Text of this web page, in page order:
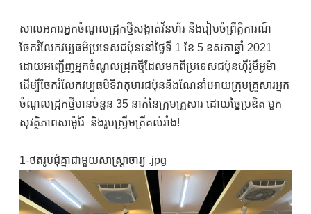
សាលអគារអ្នកចំណូលដ្រុកថ្មីសង្កាត់វ័នហ័រ នឹងរៀបចំព្រឹត្តិការណ៍
ចែករំលែកវប្បធម៌ប្រទេសជប៉ុននៅថ្ងៃទី 1 ខែ 5 ឧសភាឆ្នាំ 2021
ដោយអញ្ជើញអ្នកចំណូលដ្រុកថ្មីដែលមកពីប្រទេសជប៉ុនហ៊ីរ៉ូមីអូម៉ា
ដើម្បីចែករំលែកវប្បធម៌ទិវាកុមារជប៉ុននិងណែនាំអោយក្រុមគ្រួសារអ្នក
ចំណូលដ្រុកថ្មីមានចំនួន 35 នាក់នៃក្រុមគ្រួសារ ដោយច្នៃប្រឌិត មួក
សុវត្ថិភាពសាម៉ូរ៉ៃ និងរូបស្ទ្រីមត្រីគល់រាំង!
1-ថតរូបជុំគ្នាជាមួយសាស្រ្តាចារ្យ .jpg